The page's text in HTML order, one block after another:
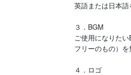
英語または日本語
３．BGM
ご使用になりた
フリーのもの）を
４．ロゴ